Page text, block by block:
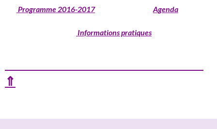
Programme 2016-2017 Agenda
Informations pratiques
⇑